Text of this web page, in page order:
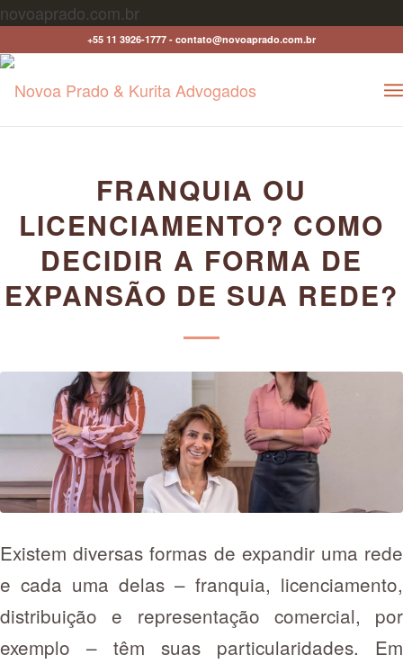
novoaprado.com.br
+55 11 3926-1777 - contato@novoaprado.com.br
FRANQUIA OU
LICENCIAMENTO? COMO
DECIDIR A FORMA DE
EXPANSÃO DE SUA REDE?
Existem diversas formas de expandir uma rede
e cada uma delas – franquia, licenciamento,
distribuição e representação comercial, por
exemplo – têm suas particularidades. Em